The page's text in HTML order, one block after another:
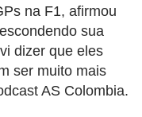
na F1, afirmou
sua
dizer que eles
ser muito mais
AS Colombia.